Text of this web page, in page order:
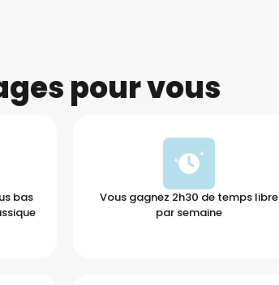
pour vous
bas
Vous gagnez 2h30 de temps libre
par semaine